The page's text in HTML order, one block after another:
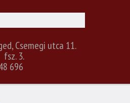
Csemegi utca 11.
fsz. 3.
696